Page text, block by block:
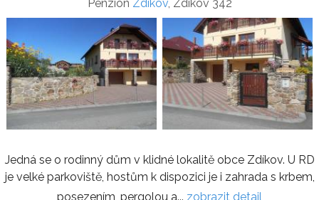
Penzion Zdíkov, Zdíkov 342
Jedná se o rodinný dům v klidné lokalitě obce Zdíkov. U RD
je velké parkoviště, hostům k dispozici je i zahrada s krbem,
posezením, pergolou a... zobrazit detail